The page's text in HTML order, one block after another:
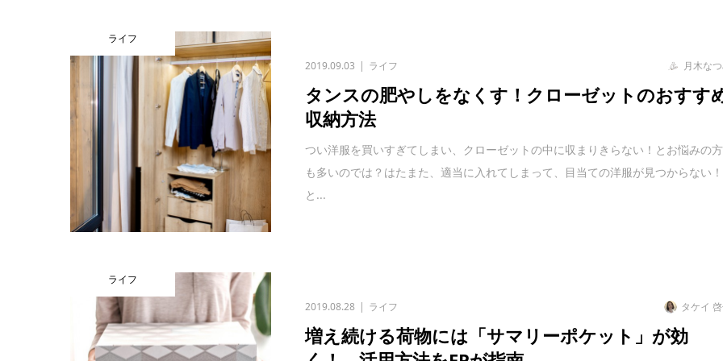
ライフ
2019.09.03 ライフ 月木な
タンスの肥やしをなくす！クローゼットのおすす
収納方法
つい洋服を買いすぎてしまい、クローゼットの中に収まりきらない！とお悩みの方
も多いのでは？はたまた、適当に入れてしまって、目当ての洋服が見つからない！
と...
ライフ
2019.08.28 ライフ タケイ
増え続ける荷物には「サマリーポケット」が効